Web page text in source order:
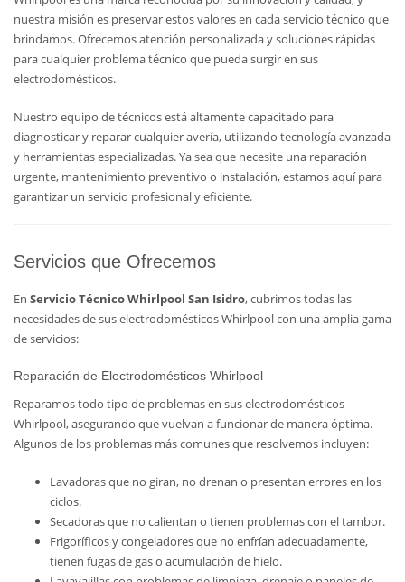
nuestra misión es preservar estos valores en cada servicio técnico que
brindamos. Ofrecemos atención personalizada y soluciones rápidas
para cualquier problema técnico que pueda surgir en sus
electrodomésticos.
Nuestro equipo de técnicos está altamente capacitado para
diagnosticar y reparar cualquier avería, utilizando tecnología avanzada
y herramientas especializadas. Ya sea que necesite una reparación
urgente, mantenimiento preventivo o instalación, estamos aquí para
garantizar un servicio profesional y eficiente.
Servicios que Ofrecemos
En Servicio Técnico Whirlpool San Isidro, cubrimos todas las
necesidades de sus electrodomésticos Whirlpool con una amplia gama
de servicios:
Reparación de Electrodomésticos Whirlpool
Reparamos todo tipo de problemas en sus electrodomésticos
Whirlpool, asegurando que vuelvan a funcionar de manera óptima.
Algunos de los problemas más comunes que resolvemos incluyen:
Lavadoras que no giran, no drenan o presentan errores en los
ciclos.
Secadoras que no calientan o tienen problemas con el tambor.
Frigoríficos y congeladores que no enfrían adecuadamente,
tienen fugas de gas o acumulación de hielo.